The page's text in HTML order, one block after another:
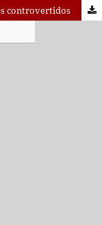
controvertidos